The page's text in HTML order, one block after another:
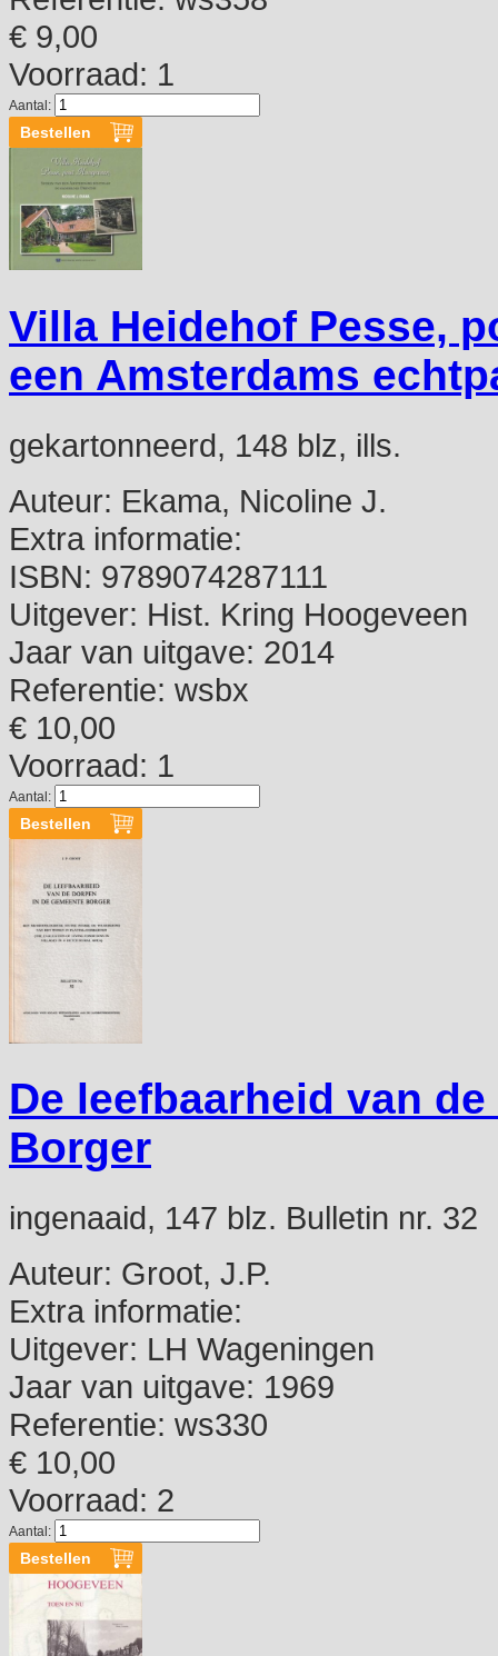
€ 9,00
Voorraad: 1
Aantal:
Villa Heidehof Pesse,
een Amsterdams
gekartonneerd, 148 blz, ills.
Auteur: Ekama, Nicoline J.
Extra informatie:
ISBN: 9789074287111
Uitgever: Hist. Kring Hoogeveen
Jaar van uitgave: 2014
Referentie: wsbx
€ 10,00
Voorraad: 1
Aantal:
De leefbaarheid van
Borger
ingenaaid, 147 blz. Bulletin nr. 32
Auteur: Groot, J.P.
Extra informatie:
Uitgever: LH Wageningen
Jaar van uitgave: 1969
Referentie: ws330
€ 10,00
Voorraad: 2
Aantal: